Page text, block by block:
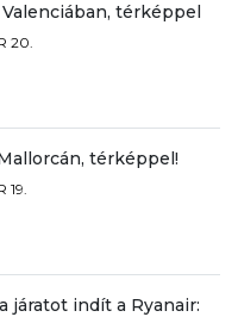
térképpel
20.
térképpel!
19.
járatot indít a Ryanair: